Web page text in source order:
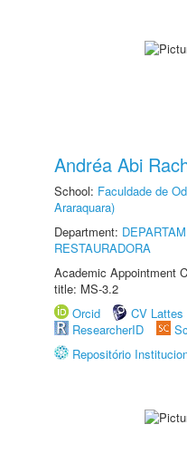
Andréa Abi
School: Faculdade de
Araraquara)
Department:
RESTAURADORA
Academic Appointment
title: MS-3.2
Orcid
CV Lattes
ResearcherID
Repositório